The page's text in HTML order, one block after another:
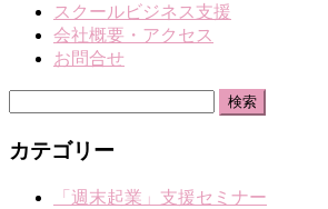
スクールビジネス支援
会社概要・アクセス
お問合せ
カテゴリー
「週末起業」支援セミナー